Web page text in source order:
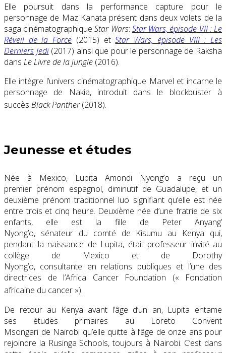
Elle poursuit dans la performance capture pour le
personnage de Maz Kanata présent dans deux volets de la
saga cinématographiqueStar Wars: Star Wars, épisode VII : Le
Réveil de la Force (2015) etStar Wars, épisode VIII : Les
Derniers Jedi(2017) ainsi que pour le personnage de Raksha
dans Le Livre de la jungle (2016).
Elle intègre l’univers cinématographique Marvel et incarne le
personnage de Nakia, introduit dans le blockbuster à
succès BlackPanther(2018).
Jeunesse et études
Née à Mexico, Lupita Amondi Nyong’o a reçu un
premier prénom espagnol, diminutif de Guadalupe, et un
deuxième prénom traditionnel luo signifiant qu’elle est née
entre trois et cinq heure. Deuxième née d’une fratrie de six
enfants, elle est la fille de Peter Anyang’
Nyong’o, sénateur du comté de Kisumu au Kenya qui,
pendant la naissance de Lupita, était professeur invité au
collège de Mexico et de Dorothy
Nyong’o, consultante en relations publiques et l’une des
directrices de l’Africa Cancer Foundation (« Fondation
africaine du cancer »).
De retour au Kenya avant l’âge d’un an, Lupita entame
ses études primaires au Loreto Convent
Msongari de Nairobi qu’elle quitte à l’âge de onze ans pour
rejoindre la Rusinga Schools, toujours à Nairobi. C’est dans